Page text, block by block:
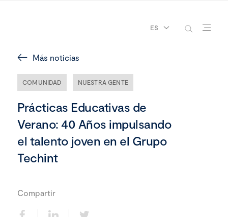
ES
Más noticias
COMUNIDAD NUESTRA GENTE
Prácticas Educativas de
Verano: 40 Años impulsando
el talento joven en el Grupo
Techint
Compartir